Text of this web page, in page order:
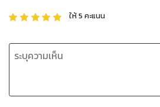
ให้5 คะแนน